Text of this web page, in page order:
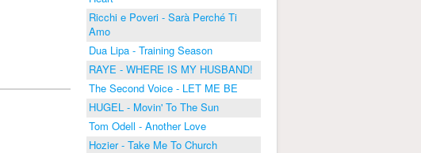
Ricchi e Poveri - Sarà Perché Ti
Amo
Dua Lipa - Training Season
RAYE - WHERE IS MY HUSBAND!
The Second Voice - LET ME BE
HUGEL - Movin' To The Sun
Tom Odell - Another Love
Hozier - Take Me To Church